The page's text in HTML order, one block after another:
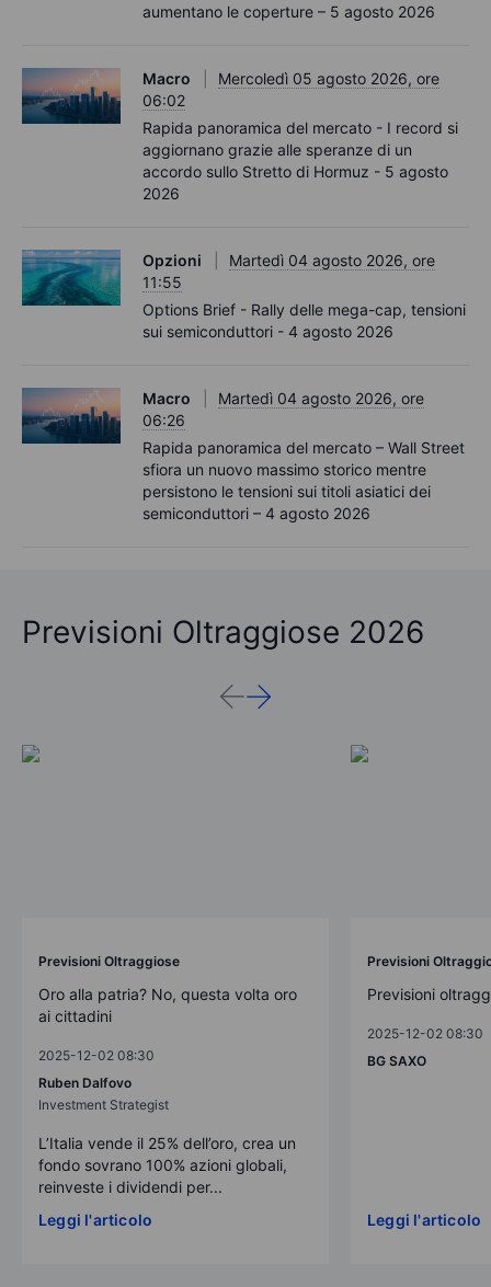
aumentano le coperture – 5 agosto 2026
Macro
Mercoledì 05 agosto 2026, ore
06:02
Rapida panoramica del mercato - I record si
aggiornano grazie alle speranze di un
accordo sullo Stretto di Hormuz - 5 agosto
2026
Opzioni
Martedì 04 agosto 2026, ore
11:55
Options Brief - Rally delle mega-cap, tensioni
sui semiconduttori - 4 agosto 2026
Macro
Martedì 04 agosto 2026, ore
06:26
Rapida panoramica del mercato – Wall Street
sfiora un nuovo massimo storico mentre
persistono le tensioni sui titoli asiatici dei
semiconduttori – 4 agosto 2026
Previsioni Oltraggiose 2026
Previsioni Oltraggiose
Oro alla patria? No, questa volta oro
ai cittadini
2025-12-02 08:30
Ruben Dalfovo
Investment Strategist
L’Italia vende il 25% dell’oro, crea un
fondo sovrano 100% azioni globali,
reinveste i dividendi per...
Leggi l'articolo
Previsioni
Previsioni
2025-12-02 08:30
BG SAXO
Leggi l'articolo